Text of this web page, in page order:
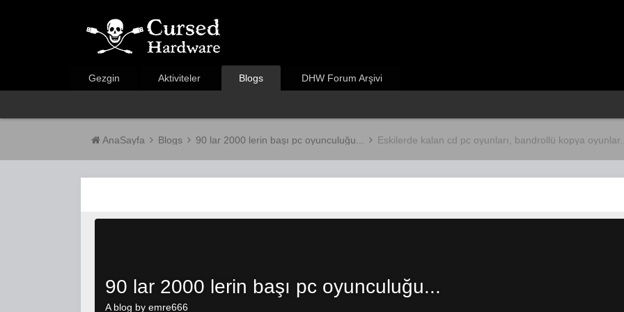
Gezgin Aktiviteler Blogs DHW Forum Arşivi
AnaSayfa Blogs 90 lar 2000 lerin başı pc oyunculuğu... Eskilerde kalan cd pc oyunları, bandrollü kopya
90 lar 2000 lerin başı pc oyunculuğu...
A blog by emre666